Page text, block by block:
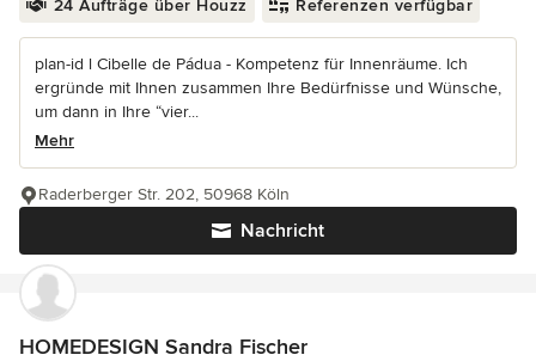
24 Aufträge über Houzz Referenzen verfügbar
plan-id l Cibelle de Pádua - Kompetenz für Innenräume. Ich
ergründe mit Ihnen zusammen Ihre Bedürfnisse und Wünsche,
um dann in Ihre “vier...
Mehr
Nachricht
Raderberger Str. 202, 50968 Köln
HOMEDESIGN Sandra Fischer